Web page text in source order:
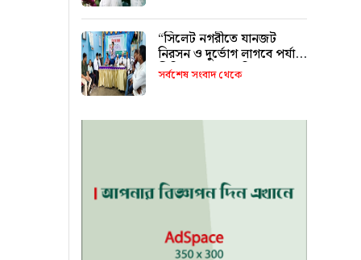
“সিলেট নগরীতে যানজট
নিরসন ও দুর্ভোগ লাগবে পর্যাপ্ত
সিটি বাস চালুর দাবি”
সর্বশেষ সংবাদ থেকে